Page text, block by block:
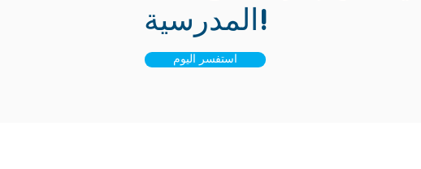
المدرسية!
استفسر اليوم